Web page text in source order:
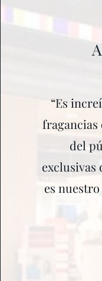
“Es
fragancias
del
exclusivas
es